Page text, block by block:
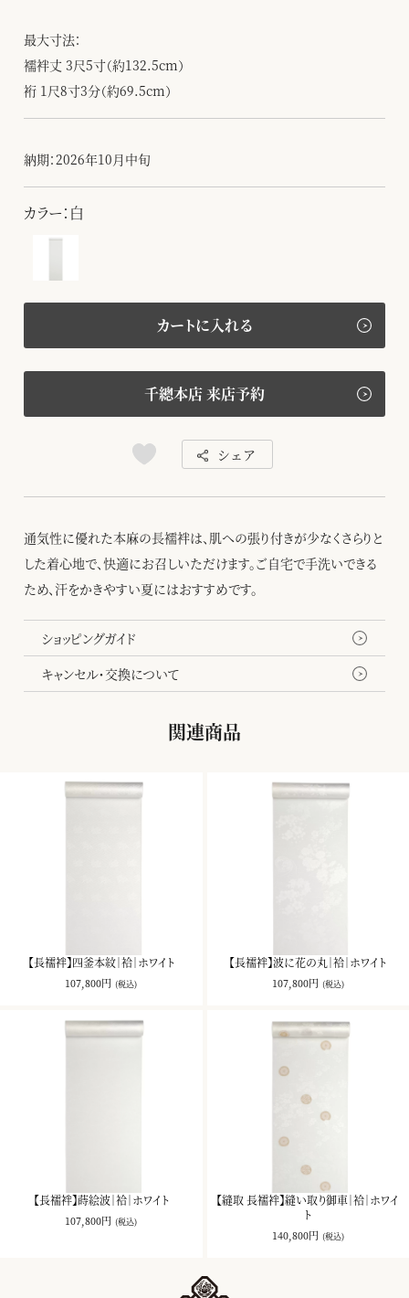
最大寸法：
襦袢丈 3尺5寸（約132.5cm）
裄 1尺8寸3分（約69.5cm）
納期：2026年10月中旬
カラー：白
カートに入れる
千總本店 来店予約
シェア
通気性に優れた本麻の長襦袢は、肌への張り付きが少なくさらりと
した着心地で、快適にお召しいただけます。ご自宅で手洗いできる
ため、汗をかきやすい夏にはおすすめです。
ショッピングガイド
キャンセル・交換について
関連商品
【長襦袢】四釜本紋｜袷｜ホワイト
107,800円 (税込)
【長襦袢】波に花の丸｜袷｜ホワイト
107,800円 (税込)
【長襦袢】蒔絵波｜袷｜ホワイト
107,800円 (税込)
【縫取 長襦袢】縫い取り御車｜袷｜ホワイ
ト
140,800円 (税込)